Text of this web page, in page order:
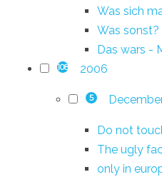
Was sich
Was sonst?
Das wars -
108 2006
5
Do not
The ugly
only in